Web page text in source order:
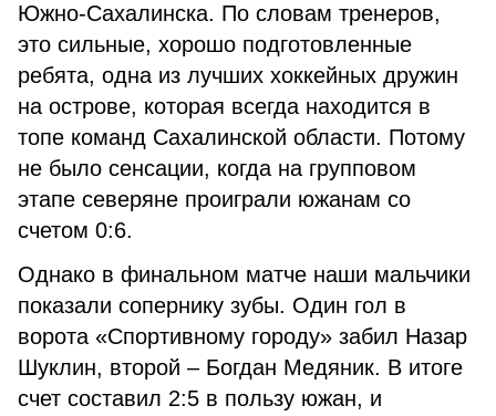
Южно-Сахалинска. По словам тренеров,
это сильные, хорошо подготовленные
ребята, одна из лучших хоккейных дружин
на острове, которая всегда находится в
топе команд Сахалинской области. Потому
не было сенсации, когда на групповом
этапе северяне проиграли южанам со
счетом 0:6.
Однако в финальном матче наши мальчики
показали сопернику зубы. Один гол в
ворота «Спортивному городу» забил Назар
Шуклин, второй – Богдан Медяник. В итоге
счет составил 2:5 в пользу южан, и